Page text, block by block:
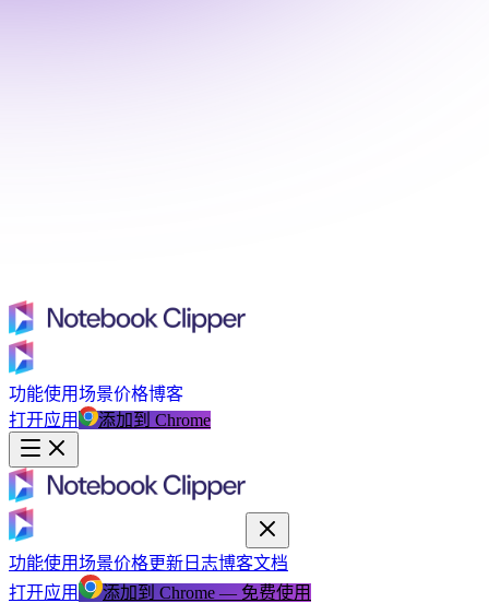
功能使用场景价格博客
打开应用
添加到 Chrome
功能使用场景价格更新日志博客文档
打开应用
添加到 Chrome — 免费使用